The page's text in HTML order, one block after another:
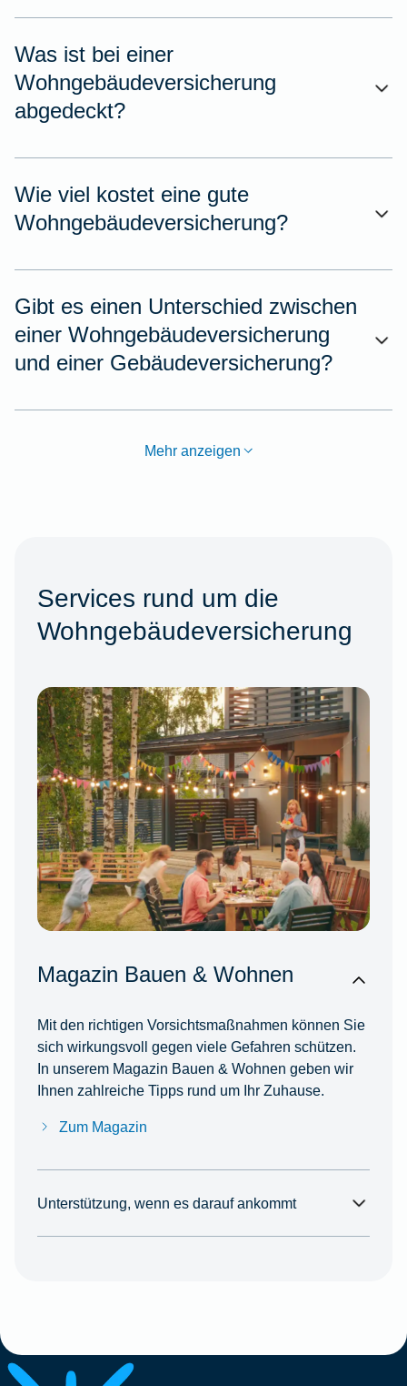
Was ist bei einer
Wohngebäudeversicherung
abgedeckt?
Wie viel kostet eine gute
Wohngebäudeversicherung?
Gibt es einen Unterschied zwischen
einer Wohngebäudeversicherung
und einer Gebäudeversicherung?
Mehr anzeigen
Services rund um die
Wohngebäudeversicherung
Magazin Bauen & Wohnen
Mit den richtigen Vorsichtsmaßnahmen können Sie
sich wirkungsvoll gegen viele Gefahren schützen.
In unserem Magazin Bauen & Wohnen geben wir
Ihnen zahlreiche Tipps rund um Ihr Zuhause.
Zum Magazin
Unterstützung, wenn es darauf ankommt